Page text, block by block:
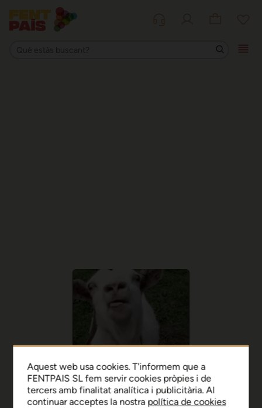
Aquest web usa cookies. T'informem que a
FENTPAIS SL fem servir cookies pròpies i de
tercers amb finalitat analítica i publicitària. Al
continuar acceptes la nostra política de cookies